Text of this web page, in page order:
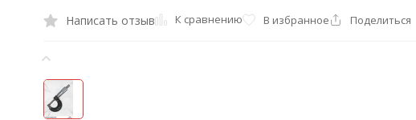
Написать отзыв К сравнению В избранное Поделиться